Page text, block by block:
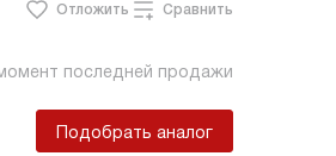
Отложить Сравнить
последней продажи
Подобрать аналог